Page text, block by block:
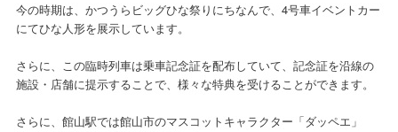
今の時期は、かつうらビッグひな祭りにちなんで、4号車イベントカー
にてひな人形を展示しています。
さらに、この臨時列車は乗車記念証を配布していて、記念証を沿線の
施設・店舗に提示することで、様々な特典を受けることができます。
さらに、館山駅では館山市のマスコットキャラクター「ダッペエ」